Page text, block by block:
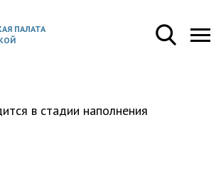
ПАЛАТА
в стадии наполнения